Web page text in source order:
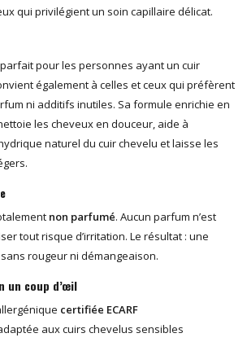
qui privilégient un soin capillaire délicat.
pour les personnes ayant un cuir
également à celles et ceux qui préfèrent
ni additifs inutiles. Sa formule enrichie en
les cheveux en douceur, aide à
naturel du cuir chevelu et laisse les
non parfumé. Aucun parfum n’est
tout risque d’irritation. Le résultat : une
rougeur ni démangeaison.
un coup d’œil
certifiée ECARF
aux cuirs chevelus sensibles